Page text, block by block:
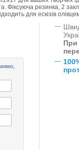
Фіксуюча резинка, 2
для ескізів
—
При
—